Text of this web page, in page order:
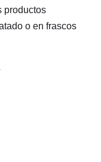
productos
o en frascos